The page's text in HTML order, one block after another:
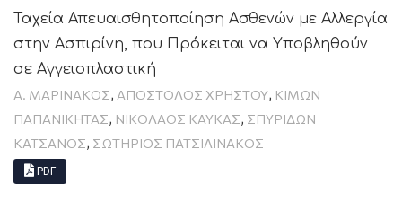
Ταχεία Απευαισθητοποίηση Ασθενών με Αλλεργία
στην Ασπιρίνη, που Πρόκειται να Υποβληθούν
σε Αγγειοπλαστική
Α. ΜΑΡΙΝΑΚΟΣ, ΑΠΟΣΤΟΛΟΣ ΧΡΗΣΤΟΥ, ΚΙΜΩΝ
ΠΑΠΑΝΙΚΗΤΑΣ, ΝΙΚΟΛΑΟΣ ΚΑΥΚΑΣ, ΣΠΥΡΙΔΩΝ
ΚΑΤΣΑΝΟΣ, ΣΩΤΗΡΙΟΣ ΠΑΤΣΙΛΙΝΑΚΟΣ
PDF